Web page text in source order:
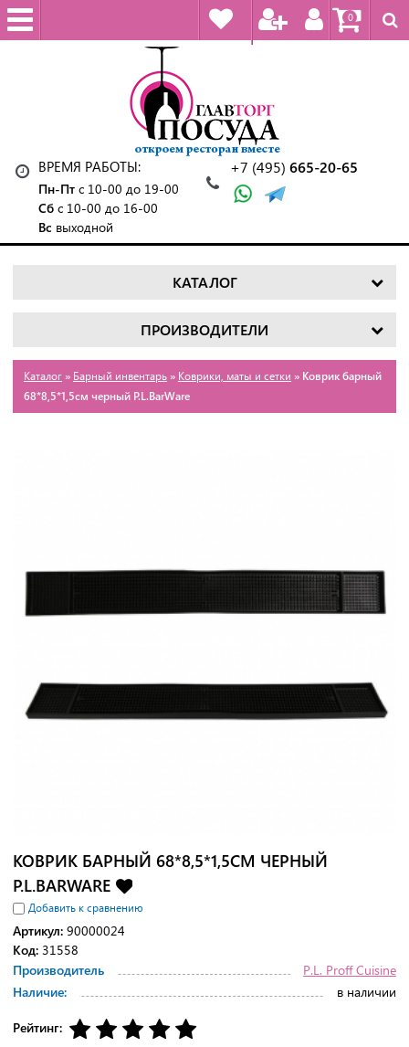
0
ВРЕМЯ РАБОТЫ:
Пн-Пт с 10-00 до 19-00
Сб с 10-00 до 16-00
Вс выходной
+7 (495) 665-20-65
КАТАЛОГ
ПРОИЗВОДИТЕЛИ
Каталог » Барный инвентарь » Коврики, маты и сетки » Коврик барный
68*8,5*1,5см черный P.L.BarWare
КОВРИК БАРНЫЙ 68*8,5*1,5СМ ЧЕРНЫЙ
P.L.BARWARE
Добавить к сравнению
Артикул: 90000024
Код: 31558
Производитель
P.L. Proff Cuisine
Наличие:
в наличии
Рейтинг: